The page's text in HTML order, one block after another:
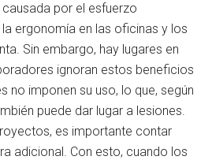
por el esfuerzo
ergonomía en las oficinas y los
Sin embargo, hay lugares en
ignoran estos beneficios
no imponen su uso, lo que, según
puede dar lugar a lesiones.
es importante contar
adicional. Con esto, cuando los